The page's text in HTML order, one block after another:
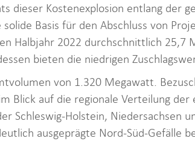
dieser Kostenexplosion entlang der
Basis für den Abschluss von
Halbjahr 2022 durchschnittlich 25,7
bieten die niedrigen
von 1.320 Megawatt.
Blick auf die regionale Verteilung
Schleswig-Holstein, Niedersachsen
ausgeprägte Nord-Süd-Gefälle